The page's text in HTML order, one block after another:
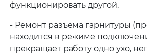
функционировать другой.
- Ремонт разъема гарнитуры
находится в режиме
прекращает работу одно ухо,